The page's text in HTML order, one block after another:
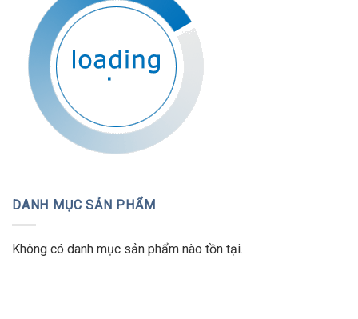
Những bài thuốc hay về Cây Dành
Dành (Gardenia jasminoides Ellis):